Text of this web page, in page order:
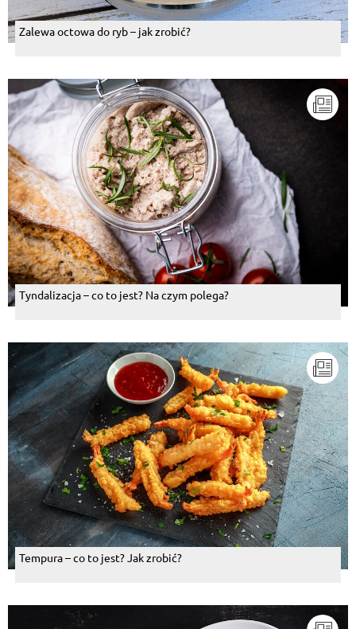
Zalewa octowa do ryb – jak zrobić?
Tyndalizacja – co to jest? Na czym polega?
Tempura – co to jest? Jak zrobić?